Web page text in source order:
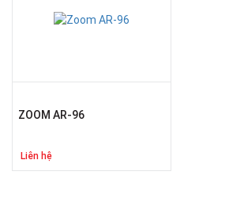
ZOOM AR-96
Liên hệ